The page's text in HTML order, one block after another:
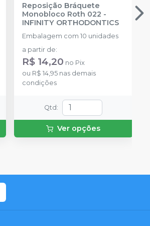
Reposição Bráquete
Monobloco Roth 022 -
INFINITY ORTHODONTICS
Embalagem com 10 unidades
a partir de:
R$ 14,20 no Pix
ou R$ 14,95nas demais
condições
Qtd :
Ver opções